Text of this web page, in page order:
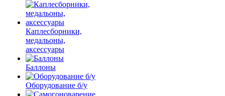
Каплесборники,
медальоны,
аксессуары
Баллоны
Оборудование б/у